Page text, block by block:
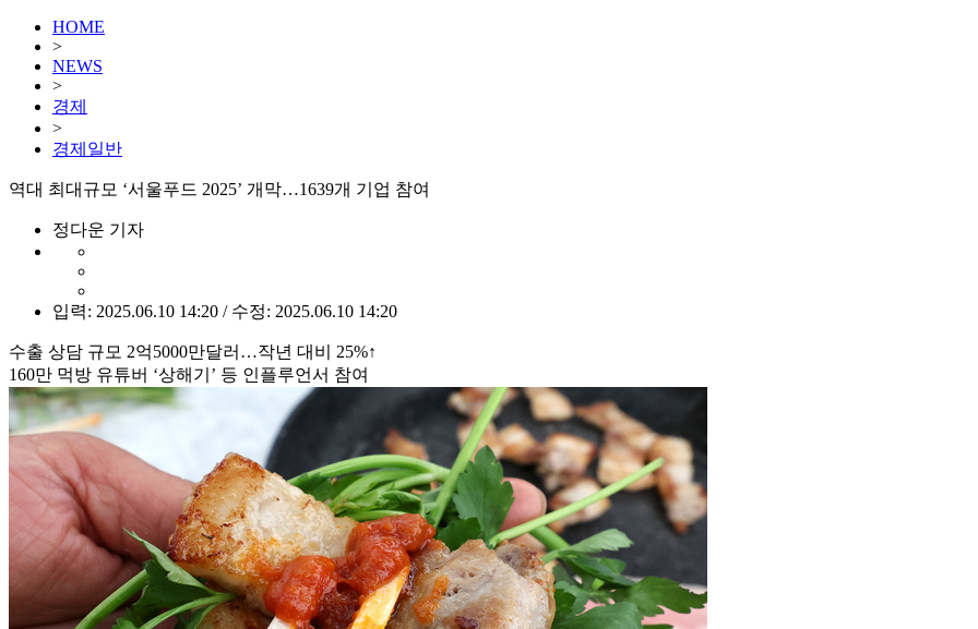
HOME
>
NEWS
>
경제
>
경제일반
역대 최대규모 ‘서울푸드 2025’ 개막…1639개 기업 참여
정다운 기자
입력: 2025.06.10 14:20 / 수정: 2025.06.10 14:20
수출 상담 규모 2억5000만달러…작년 대비 25%↑
160만 먹방 유튜버 ‘상해기’ 등 인플루언서 참여